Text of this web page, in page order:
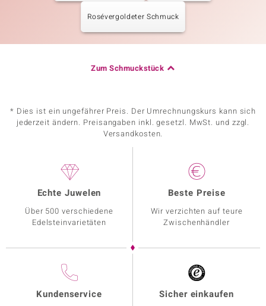
Rosévergoldeter Schmuck
Zum Schmuckstück
* Dies ist ein ungefährer Preis. Der Umrechnungskurs kann sich
jederzeit ändern. Preisangaben inkl. gesetzl. MwSt. und zzgl.
Versandkosten.
Echte Juwelen
Über 500 verschiedene
Edelsteinvarietäten
Beste Preise
Wir verzichten auf teure
Zwischenhändler
Kundenservice Sicher einkaufen